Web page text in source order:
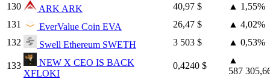
130
ARK ARK 40,97 $ ▲ 1,55%
131
EverValue Coin EVA 26,47 $ ▲ 4,02%
132
Swell Ethereum SWETH 3 503 $ ▲ 0,53%
133
NEW X CEO IS BACK
XFLOKI
0,4240 $
▲
587